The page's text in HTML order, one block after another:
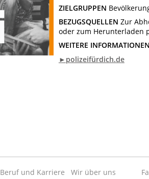
ZIELGRUPPEN
BEZUGSQUELLEN Zur
oder zum Herunterladen
WEITERE INFORMATIONEN
►polizeifürdich.de
Beruf und Karriere Wir über uns